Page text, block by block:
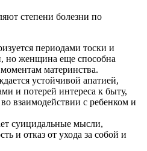
степени болезни по
периодами тоски и
но женщина еще способна
материнства.
устойчивой апатией,
и потерей интереса к быту,
взаимодействии с ребенком и
суицидальные мысли,
и отказ от ухода за собой и